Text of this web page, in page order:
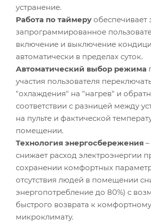
устранение.
Работа по таймеру обеспечивает
запрограммированное
включение и выключение
автоматически в пределах суток.
Автоматический выбор режима
участия пользователя
"охлаждения" на "нагрев" и
соответствии с разницей между
на пульте и фактической
помещении.
Технология энергосбережения
снижает расход электроэнергии
сохранении комфортных
отсутствия людей в помещении
энергопотребление до 80%) с
быстрого возврата к комфортному
микроклимату.